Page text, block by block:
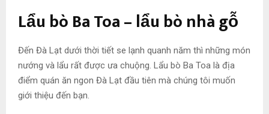
Lẩu bò Ba Toa – lẩu bò nhà gỗ
Đến Đà Lạt dưới thời tiết se lạnh quanh năm thì những món
nướng và lẩu rất được ưa chuộng. Lẩu bò Ba Toa là địa
điểm quán ăn ngon Đà Lạt đầu tiên mà chúng tôi muốn
giới thiệu đến bạn.